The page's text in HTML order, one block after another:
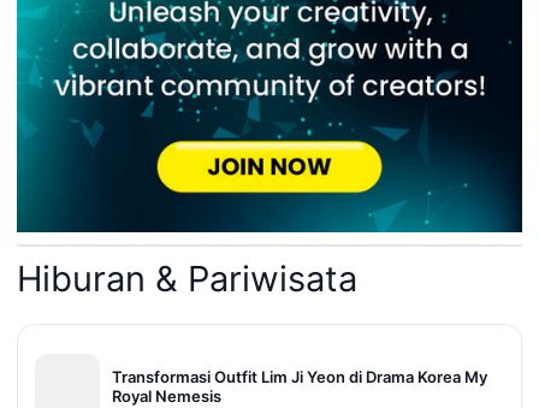
Hiburan & Pariwisata
Transformasi Outfit Lim Ji Yeon di Drama Korea My
Royal Nemesis